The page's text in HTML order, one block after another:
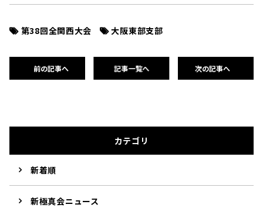
第38回全関西大会 大阪東部支部
前の記事へ 記事一覧へ 次の記事へ
カテゴリ
新着順
新極真会ニュース